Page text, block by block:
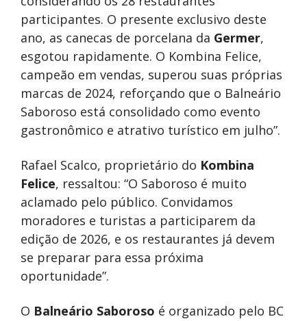
participantes. O presente exclusivo deste
ano, as canecas de porcelana da Germer,
esgotou rapidamente. O Kombina Felice,
campeão em vendas, superou suas próprias
marcas de 2024, reforçando que o Balneário
Saboroso está consolidado como evento
gastronômico e atrativo turístico em julho”.
Rafael Scalco, proprietário do Kombina
Felice, ressaltou: “O Saboroso é muito
aclamado pelo público. Convidamos
moradores e turistas a participarem da
edição de 2026, e os restaurantes já devem
se preparar para essa próxima
oportunidade”.
O Balneário Saboroso é organizado pelo BC